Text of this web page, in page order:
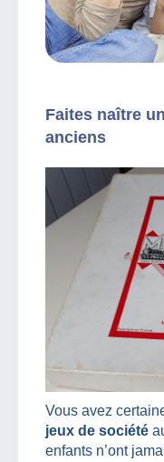
Faites naître
anciens
Vous avez
jeux de société
enfants n’ont